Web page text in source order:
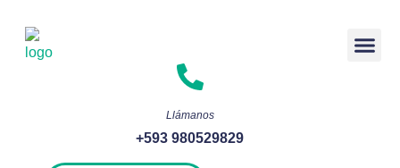
Llámanos
+593 980529829